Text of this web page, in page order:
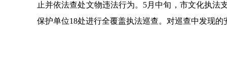
止并依法查处文物违法行为。5月中旬，市文化执
保护单位18处进行全覆盖执法巡查。对巡查中发现